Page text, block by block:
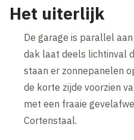
Wijzig cookie
Het uiterlijk
De garage is parallel
dak laat deels lichtinval
staan er zonnepanelen
de korte zijde voorzien
met een fraaie
Cortenstaal.